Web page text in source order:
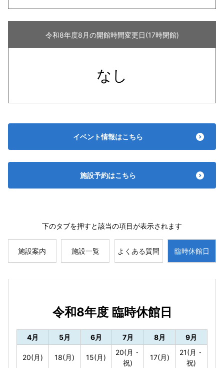
令和8年度8月の開館時間変更日(17時閉館)
なし
イベント情報はこちら
施設予約はこちら
下のタブを押すと該当の項目が表示されます
施設案内 施設一覧 よくある質問 臨時休館日
令和8年度 臨時休館日
4月 5月 6月 7月 8月 9月
20(月) 18(月) 15(月)
20(月・
祝)
17(月)
21(月・
祝)